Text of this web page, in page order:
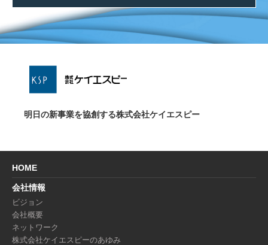
明日の新事業を協創する株式会社ケイエスピー
HOME
会社情報
ビジョン
会社概要
ネットワーク
株式会社ケイエスピーのあゆみ